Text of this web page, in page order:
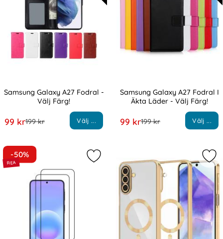
Samsung Galaxy A27 Fodral -
Välj Färg!
rea pris
99 krtidigare pris
199 kr Välj ...
Samsung Galaxy A27 Fodral I
Äkta Läder - Välj Färg!
rea pris
99 krtidigare pris
199 kr Välj ...
-50%
Markera 2-Pack Samsung A27 5G